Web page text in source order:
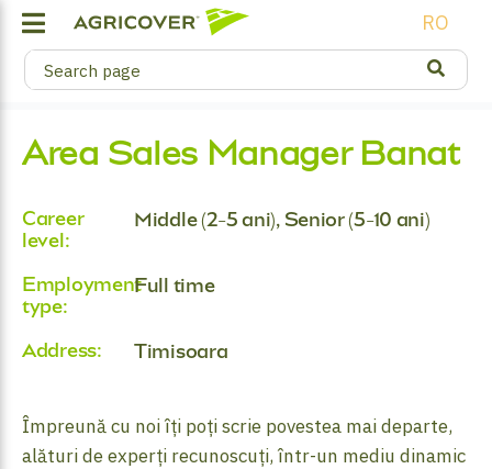
RO
Area Sales Manager Banat
Career
level:
Middle (2-5 ani), Senior (5-10 ani)
Employment
type:
Full time
Address: Timisoara
Împreună cu noi îți poți scrie povestea mai departe,
alături de experți recunoscuți, într-un mediu dinamic